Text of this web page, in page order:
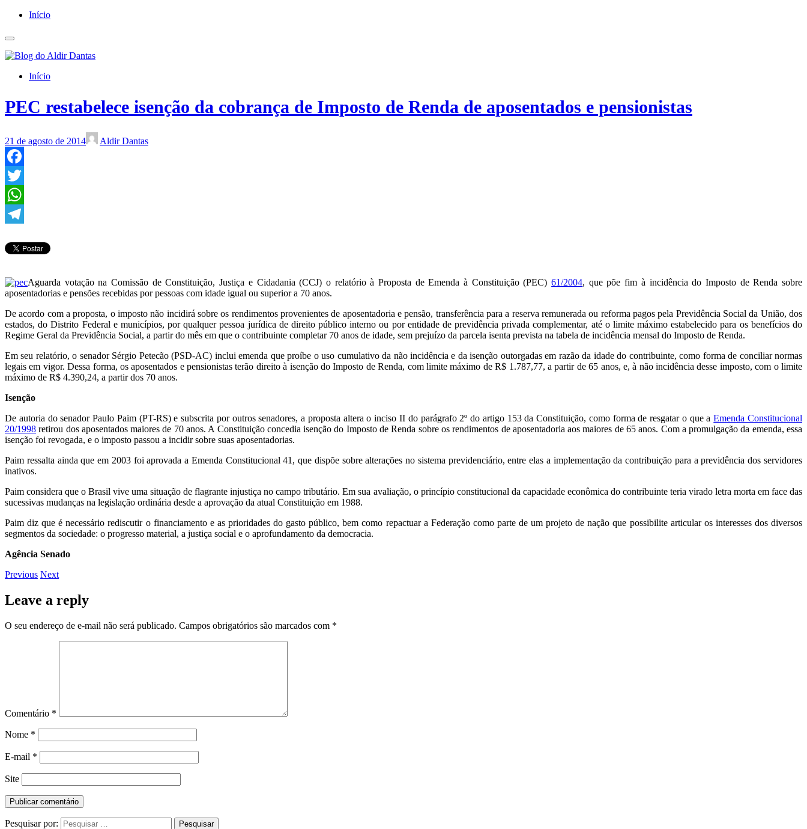
Início
Início
PEC restabelece isenção da cobrança de Imposto de Renda de aposentados e pensionistas
21 de agosto de 2014 Aldir Dantas
Facebook
Twitter
WhatsApp
Aguarda votação na Comissão de Constituição, Justiça e Cidadania (CCJ) o relatório à Proposta de Emenda à Constituição (PEC)61/2004, que põe fim à incidência do Imposto de Renda sobre
aposentadorias e pensões recebidas por pessoas com idade igual ou superior a 70 anos.
De acordo com a proposta, o imposto não incidirá sobre os rendimentos provenientes de aposentadoria e pensão, transferência para a reserva remunerada ou reforma pagos pela Previdência Social da União, dos
estados, do Distrito Federal e municípios, por qualquer pessoa jurídica de direito público interno ou por entidade de previdência privada complementar, até o limite máximo estabelecido para os benefícios do
Regime Geral da Previdência Social, a partir do mês em que o contribuinte completar 70 anos de idade, sem prejuízo da parcela isenta prevista na tabela de incidência mensal do Imposto de Renda.
Em seu relatório, o senador Sérgio Petecão (PSD-AC) inclui emenda que proíbe o uso cumulativo da não incidência e da isenção outorgadas em razão da idade do contribuinte, como forma de conciliar normas
legais em vigor. Dessa forma, os aposentados e pensionistas terão direito à isenção do Imposto de Renda, com limite máximo de R$ 1.787,77, a partir de 65 anos, e, à não incidência desse imposto, com o limite
máximo de R$ 4.390,24, a partir dos 70 anos.
Isenção
De autoria do senador Paulo Paim (PT-RS) e subscrita por outros senadores, a proposta altera o inciso II do parágrafo 2º do artigo 153 da Constituição, como forma de resgatar o que aEmenda Constitucional
20/1998 retirou dos aposentados maiores de 70 anos. A Constituição concedia isenção do Imposto de Renda sobre os rendimentos de aposentadoria aos maiores de 65 anos. Com a promulgação da emenda, essa
isenção foi revogada, e o imposto passou a incidir sobre suas aposentadorias.
Paim ressalta ainda que em 2003 foi aprovada a Emenda Constitucional 41, que dispõe sobre alterações no sistema previdenciário, entre elas a implementação da contribuição para a previdência dos servidores
inativos.
Paim considera que o Brasil vive uma situação de flagrante injustiça no campo tributário. Em sua avaliação, o princípio constitucional da capacidade econômica do contribuinte teria virado letra morta em face das
sucessivas mudanças na legislação ordinária desde a aprovação da atual Constituição em 1988.
Paim diz que é necessário rediscutir o financiamento e as prioridades do gasto público, bem como repactuar a Federação como parte de um projeto de nação que possibilite articular os interesses dos diversos
segmentos da sociedade: o progresso material, a justiça social e o aprofundamento da democracia.
Agência Senado
Previous Next
Leave a reply
O seu endereço de e-mail não será publicado. Campos obrigatórios são marcados com *
Comentário *
Nome *
E-mail *
Site
Pesquisar por: